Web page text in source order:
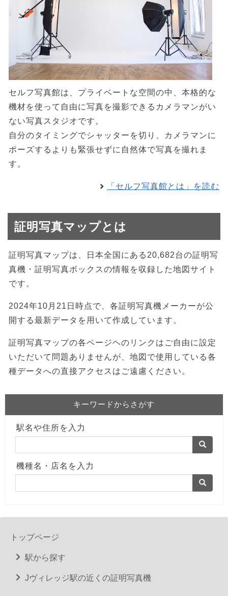
セルフ写真館は、プライベートな空間の中、本格的な
機材を使って自由に写真を撮影できるカメラマンがい
ない写真スタジオです。
自分のタイミングでシャッターを切り、カメラマンに
ポーズするよりも緊張せずに自然体で写真を撮れま
す。
「セルフ写真館とは」を読む
証明写真マップとは
証明写真マップは、日本全国にある20,682台の証明写
真機・証明写真ボックスの情報を収録した地図サイト
です。
2024年10月21日時点で、各証明写真機メーカーが公
開する最新データを用いて作成しています。
証明写真マップの各ページヘのリンクはご自由に設定
いただいて問題ありませんが、地図で使用している各
種データへの直接アクセスはご遠慮ください。
キーワードからさがす
駅名や住所を入力
機種名・店名を入力
トップページ
駅から探す
Jヴィレッジ駅の近くの証明写真機